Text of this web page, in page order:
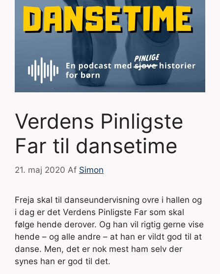
Verdens Pinligste
Far til dansetime
21. maj 2020 Af Simon
Freja skal til danseundervisning ovre i hallen og
i dag er det Verdens Pinligste Far som skal
følge hende derover. Og han vil rigtig gerne vise
hende – og alle andre – at han er vildt god til at
danse. Men, det er nok mest ham selv der
synes han er god til det.